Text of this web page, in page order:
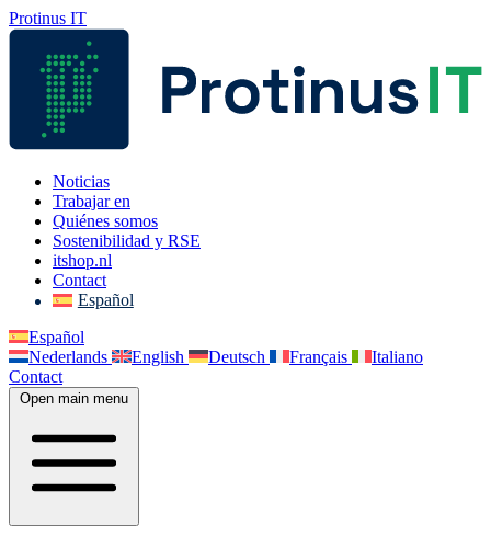
Protinus IT
Noticias
Trabajar en
Quiénes somos
Sostenibilidad y RSE
itshop.nl
Contact
Español
Español
Nederlands
English Deutsch Français
Italiano
Contact
Open main menu